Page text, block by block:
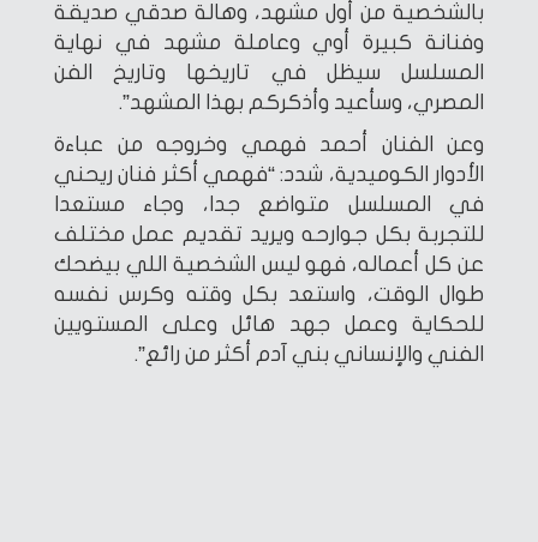
بالشخصية من أول مشهد، وهالة صدقي صديقة
وفنانة كبيرة أوي وعاملة مشهد في نهاية
المسلسل سيظل في تاريخها وتاريخ الفن
المصري، وسأعيد وأذكركم بهذا المشهد”.
وعن الفنان أحمد فهمي وخروجه من عباءة
الأدوار الكوميدية، شدد: “فهمي أكثر فنان ريحني
في المسلسل متواضع جدا، وجاء مستعدا
للتجربة بكل جوارحه ويريد تقديم عمل مختلف
عن كل أعماله، فهو ليس الشخصية اللي بيضحك
طوال الوقت، واستعد بكل وقته وكرس نفسه
للحكاية وعمل جهد هائل وعلى المستويين
الفني والإنساني بني آدم أكثر من رائع”.